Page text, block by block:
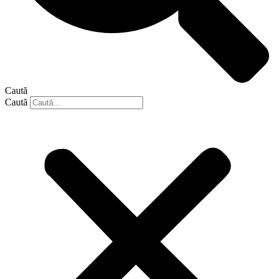
Caută
Caută